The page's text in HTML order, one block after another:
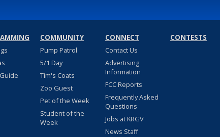
COMMUNITY
Pump Patrol
5/1 Day
Tim's Coats
Zoo Guest
Pet of the Week
Student of the
Week
CONNECT
Contact Us
Advertising
Information
FCC Reports
Frequently Asked
Questions
Jobs at KRGV
News Staff
CONTESTS